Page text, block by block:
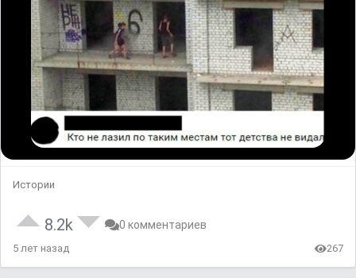
Истории
8.2k 0 комментариев
5 лет назад 267